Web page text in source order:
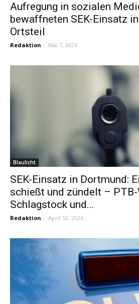
Aufregung in sozialen
bewaffneten SEK-Einsatz
Ortsteil
Redaktion - Mai 7, 2026
Blaulicht
SEK-Einsatz in Dortmund:
schießt und zündelt –
Schlagstock und...
Redaktion - April 10, 2026